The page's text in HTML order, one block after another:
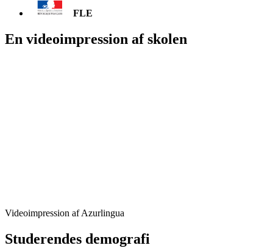
FLE
En videoimpression af skolen
Videoimpression af Azurlingua
Studerendes demografi